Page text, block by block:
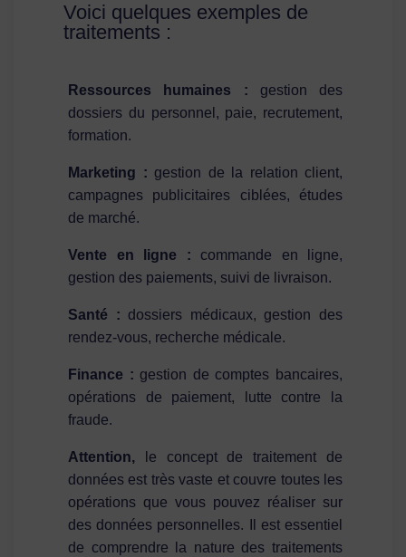
Voici quelques exemples de
traitements :
Ressources humaines : gestion des
dossiers du personnel, paie, recrutement,
formation.
Marketing : gestion de la relation client,
campagnes publicitaires ciblées, études
de marché.
Vente en ligne : commande en ligne,
gestion des paiements, suivi de livraison.
Santé : dossiers médicaux, gestion des
rendez-vous, recherche médicale.
Finance : gestion de comptes bancaires,
opérations de paiement, lutte contre la
fraude.
Attention, le concept de traitement de
données est très vaste et couvre toutes les
opérations que vous pouvez réaliser sur
des données personnelles. Il est essentiel
de comprendre la nature des traitements